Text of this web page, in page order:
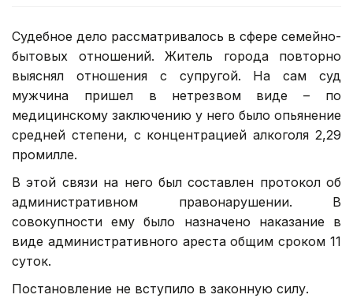
Судебное дело рассматривалось в сфере семейно-
бытовых отношений. Житель города повторно
выяснял отношения с супругой. На сам суд
мужчина пришел в нетрезвом виде – по
медицинскому заключению у него было опьянение
средней степени, с концентрацией алкоголя 2,29
промилле.
В этой связи на него был составлен протокол об
административном правонарушении. В
совокупности ему было назначено наказание в
виде административного ареста общим сроком 11
суток.
Постановление не вступило в законную силу.